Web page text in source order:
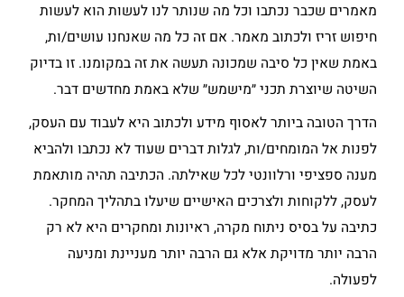
מאמרים שכבר נכתבו וכל מה שנותר לנו לעשות הוא לעשות
חיפוש זריז ולכתוב מאמר. אם זה כל מה שאנחנו עושים/ות,
באמת שאין כל סיבה שמכונה תעשה את זה במקומנו. זו בדיוק
השיטה שיוצרת תכני ״מישמש״ שלא באמת מחדשים דבר.
הדרך הטובה ביותר לאסוף מידע ולכתוב היא לעבוד עם העסק,
לפנות אל המומחים/ות, לגלות דברים שעוד לא נכתבו ולהביא
מענה ספציפי ורלוונטי לכל שאילתה. הכתיבה תהיה מותאמת
לעסק, ללקוחות ולצרכים האישיים שיעלו בתהליך המחקר.
כתיבה על בסיס ניתוח מקרה, ראיונות ומחקרים היא לא רק
הרבה יותר מדויקת אלא גם הרבה יותר מעניינת ומניעה
לפעולה.